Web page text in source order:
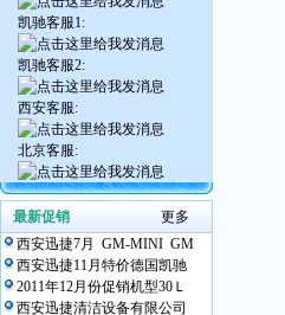
凯驰客服1:
凯驰客服2:
西安客服:
北京客服:
最新促销
更多
西安迅捷7月 GM-MINI GM
西安迅捷11月特价德国凯驰
2011年12月份促销机型30Ｌ
西安迅捷清洁设备有限公司